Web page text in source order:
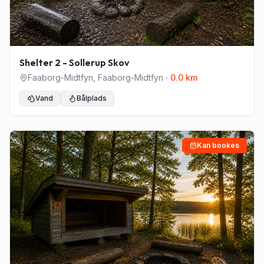
Shelter 2 - Sollerup Skov
Faaborg-Midtfyn Faaborg-Midtfyn · 0.0 km
Vand Bålplads
Kan bookes